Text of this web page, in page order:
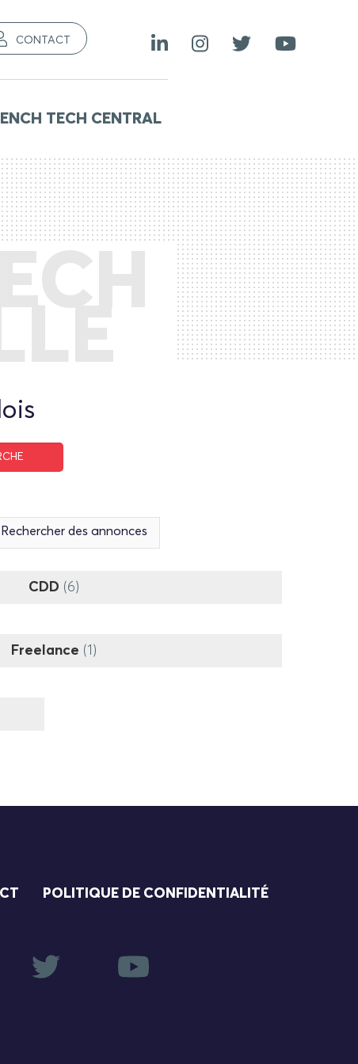
CONTACT
TECH CENTRAL
Rechercher des annonces
CDD (6)
Freelance (1)
POLITIQUE DE CONFIDENTIALITÉ